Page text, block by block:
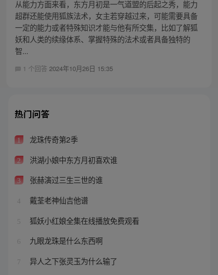
从能力方面来看，东方月初是一气道盟的后起之秀，能力
超群还能使用狐族法术，女主若穿越过来，可能需要具备
一定的能力或者特殊知识才能与他有所交集，比如了解狐
妖和人类的续缘体系、掌握特殊的法术或者具备独特的
智...
1 个回答 2024年10月26日 15:35
热门问答
1 龙珠传奇第2季
2 洪湖小娘中东方月初喜欢谁
3 张赫演过三生三世的谁
4 戴荃老神仙吉他谱
5 狐妖小红娘全集在线播放免费观看
6 九眼龙珠是什么东西啊
7 异人之下张灵玉为什么输了